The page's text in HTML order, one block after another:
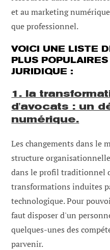
et au marketing
que professionnel.
VOICI UNE LISTE
PLUS
JURIDIQUE :
1. la
d'avocats : un
numérique.
Les changements dans le
structure
dans le profil traditionnel
transformations induites
technologique. Pour
faut disposer d'un
quelques-unes des
parvenir.